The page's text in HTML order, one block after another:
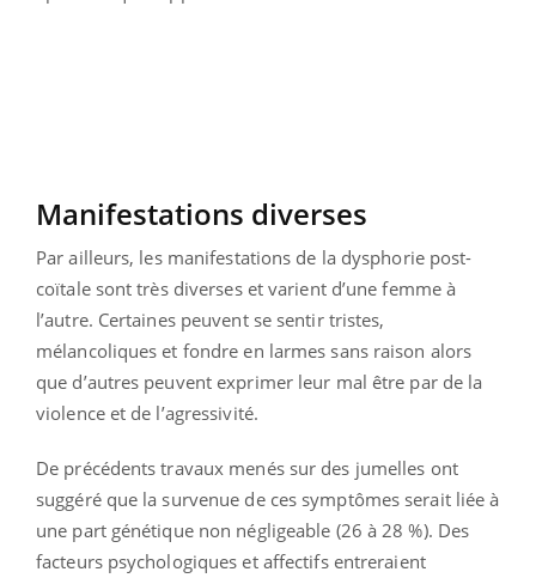
Manifestations diverses
Par ailleurs, les manifestations de la dysphorie post-
coïtale sont très diverses et varient d’une femme à
l’autre. Certaines peuvent se sentir tristes,
mélancoliques et fondre en larmes sans raison alors
que d’autres peuvent exprimer leur mal être par de la
violence et de l’agressivité.
De précédents travaux menés sur des jumelles ont
suggéré que la survenue de ces symptômes serait liée à
une part génétique non négligeable (26 à 28 %). Des
facteurs psychologiques et affectifs entreraient